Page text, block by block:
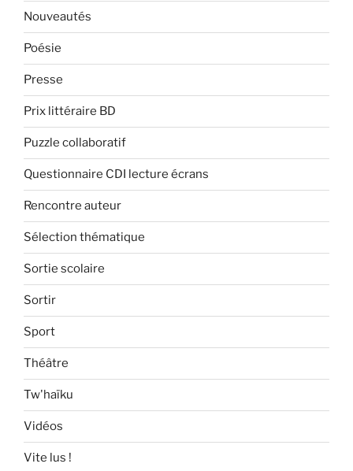
Nouveautés
Poésie
Presse
Prix littéraire BD
Puzzle collaboratif
Questionnaire CDI lecture écrans
Rencontre auteur
Sélection thématique
Sortie scolaire
Sortir
Sport
Théâtre
Tw'haïku
Vidéos
Vite lus !